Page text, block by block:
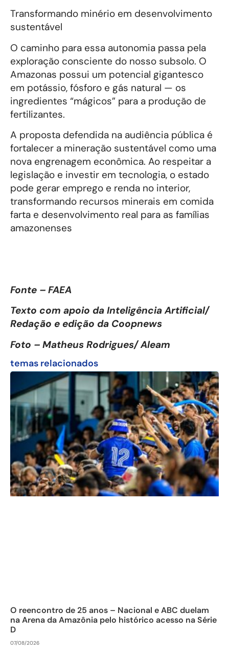
Transformando minério em desenvolvimento
sustentável
O caminho para essa autonomia passa pela
exploração consciente do nosso subsolo. O
Amazonas possui um potencial gigantesco
em potássio, fósforo e gás natural — os
ingredientes “mágicos” para a produção de
fertilizantes.
A proposta defendida na audiência pública é
fortalecer a mineração sustentável como uma
nova engrenagem econômica. Ao respeitar a
legislação e investir em tecnologia, o estado
pode gerar emprego e renda no interior,
transformando recursos minerais em comida
farta e desenvolvimento real para as famílias
amazonenses
Fonte – FAEA
Texto com apoio da Inteligência Artificial/
Redação e edição da Coopnews
Foto – Matheus Rodrigues/ Aleam
temas relacionados
O reencontro de 25 anos – Nacional e ABC duelam
na Arena da Amazônia pelo histórico acesso na Série
D
07/08/2026